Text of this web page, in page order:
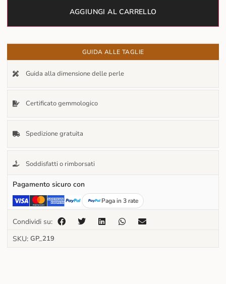
AGGIUNGI AL CARRELLO
GUIDA ALLE TAGLIE
Guida alla dimensione delle perle
Certificato gemmologico
Spedizione gratuita
Soddisfatti o rimborsati
Pagamento sicuro con
Paga in 3 rate
Condividi su:
SKU: GP_219